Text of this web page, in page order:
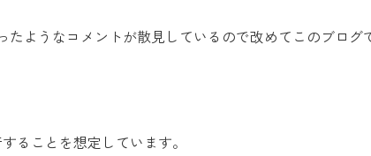
ようなコメントが散見しているので改めてこのブログ
ることを想定しています。